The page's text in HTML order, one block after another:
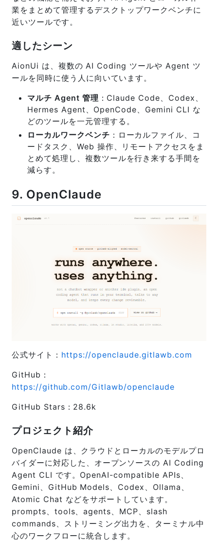
業をまとめて管理するデスクトップワークベンチに
近いツールです。
適したシーン
AionUi は、複数の AI Coding ツールや Agent ツ
ールを同時に使う人に向いています。
マルチ Agent 管理 ：Claude Code、Codex、
Hermes Agent、OpenCode、Gemini CLI な
どのツールを一元管理する。
ローカルワークベンチ ：ローカルファイル、コ
ードタスク、Web 操作、リモートアクセスをま
とめて処理し、複数ツールを行き来する手間を
減らす。
9. OpenClaude
公式サイト： https://openclaude.gitlawb.com
GitHub：
https://github.com/Gitlawb/openclaude
GitHub Stars：28.6k
プロジェクト紹介
OpenClaude は、クラウドとローカルのモデルプロ
バイダーに対応した、オープンソースの AI Coding
Agent CLI です。OpenAI-compatible APIs、
Gemini、GitHub Models、Codex、Ollama、
Atomic Chat などをサポートしています。
prompts、tools、agents、MCP、slash
commands、ストリーミング出力を、ターミナル中
心のワークフローに統合します。